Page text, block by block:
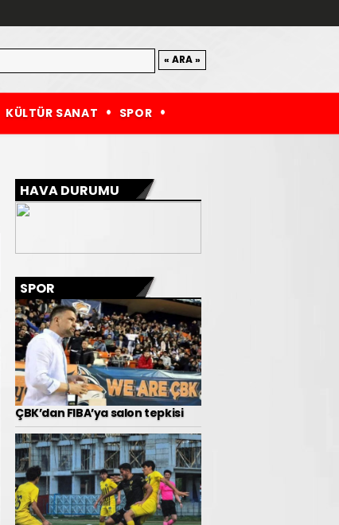
KÜLTÜR SANAT SPOR
HAVA DURUMU
SPOR
ÇBK’dan FIBA’ya salon tepkisi